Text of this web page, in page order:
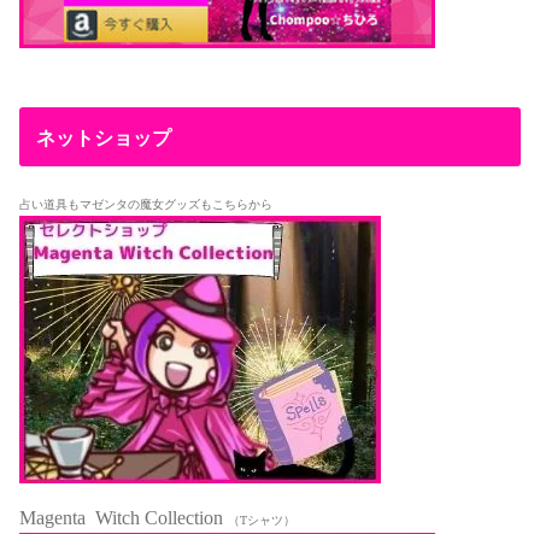
ネットショップ
占い道具もマゼンタの魔女グッズもこちらから
Magenta Witch Collection （Tシャツ）